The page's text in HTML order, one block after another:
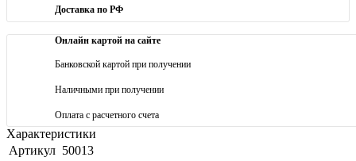
Доставка по РФ
Онлайн картой на сайте
Банковской картой при получении
Наличными при получении
Оплата с расчетного счета
Характеристики
Артикул 50013